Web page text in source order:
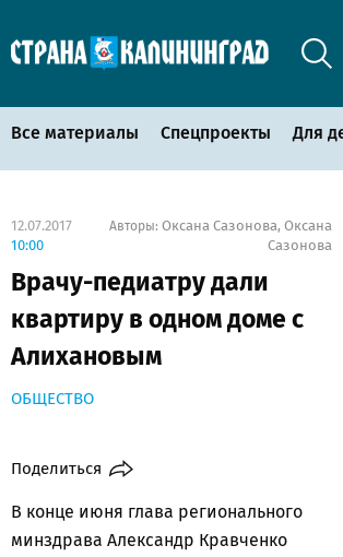
Все материалы Спецпроекты Для
12.07.2017
10:00
Авторы: Оксана Сазонова, Оксана
Сазонова
Врачу-педиатру дали
квартиру в одном доме с
Алихановым
ОБЩЕСТВО
Поделиться
В конце июня глава регионального
минздрава Александр Кравченко